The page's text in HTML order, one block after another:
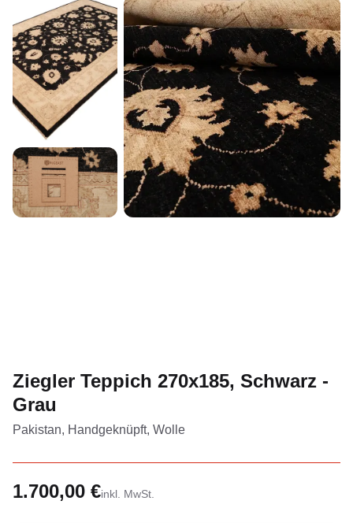
Ziegler Teppich 270x185, Schwarz -
Grau
Pakistan, Handgeknüpft, Wolle
1.700,00 €inkl. MwSt.